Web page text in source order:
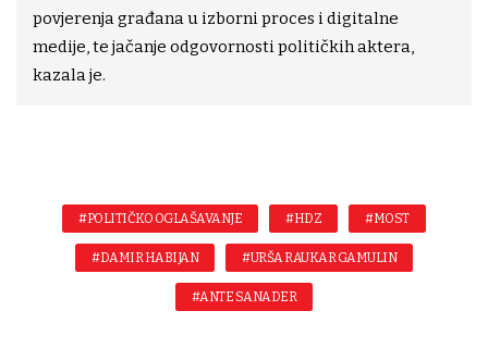
povjerenja građana u izborni proces i digitalne
medije, te jačanje odgovornosti političkih aktera,
kazala je.
#POLITIČKO OGLAŠAVANJE #HDZ #MOST
#DAMIR HABIJAN #URŠA RAUKAR GAMULIN
#ANTE SANADER